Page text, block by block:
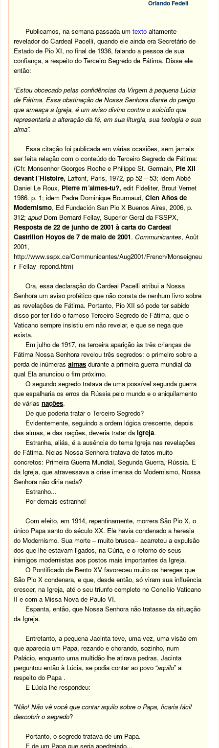
Orlando Fedeli
Publicamos, na semana passada umtexto altamente
revelador do Cardeal Pacelli, quando ele ainda era Secretário de
Estado de Pio XI, no final de 1936, falando a pessoa de sua
confiança, a respeito do Terceiro Segredo de Fátima. Disse ele
então:
“Estou obcecado pelas confidências da Virgem à pequena Lúcia
de Fátima. Essa obstinação de Nossa Senhora diante do perigo
que ameaça a Igreja, é um aviso divino contra o suicídio que
representaria a alteração da fé, em sua liturgia, sua teologia e sua
alma”.
Essa citação foi publicada em várias ocasiões, sem jamais
ser feita relação com o conteúdo do Terceiro Segredo de Fátima:
(Cfr. Monsenhor Georges Roche e Philippe St. Germain, Pie XII
devant l´Histoire, Laffont, Paris, 1972, pp 52 – 53; idem Abbé
Daniel Le Roux, Pierre m´aimes-tu?,edit Fideliter, Brout Vernet
1986. p. 1; idem Padre Dominique Bourmaud,Cien Años de
Modernismo, Ed Fundación San Pio X Buenos Aires, 2006, p.
312;apud Dom Bernard Fellay, Superior Geral da FSSPX,
Resposta de 22 de junho de 2001 à carta do Cardeal
Castrillon Hoyos de 7 de maio de 2001.Communicantes, Août
2001,
http://www.sspx.ca/Communicantes/Aug2001/French/Monseigneu
r_Fellay_repond.htm)
Ora, essa declaração do Cardeal Pacelli atribui a Nossa
Senhora um aviso profético que não consta de nenhum livro sobre
as revelações de Fátima. Portanto, Pio XII só pode ter sabido
disso por ter lido o famoso Terceiro Segredo de Fátima, que o
Vaticano sempre insistiu em não revelar, e que se nega que
exista.
Em julho de 1917, na terceira aparição às três crianças de
Fátima Nossa Senhora revelou três segredos: o primeiro sobre a
perda de inúmerasalmas durante a primeira guerra mundial da
qual Ela anunciou o fim próximo.
O segundo segredo tratava de uma possível segunda guerra
que espalharia os erros da Rússia pelo mundo e o aniquilamento
de váriasnações.
De que poderia tratar o Terceiro Segredo?
Evidentemente, seguindo a ordem lógica crescente, depois
das almas, e das nações, deveria tratar daIgreja.
Estranha, aliás, é a ausência do tema Igreja nas revelações
de Fátima. Nelas Nossa Senhora tratava de fatos muito
concretos: Primeira Guerra Mundial, Segunda Guerra, Rússia. E
da Igreja, que atravessava a crise imensa do Modernismo, Nossa
Senhora não diria nada?
Estranho...
Por demais estranho!
Com efeito, em 1914, repentinamente, morrera São Pio X, o
único Papa santo do século XX. Ele havia condenado a heresia
do Modernismo. Sua morte – muito brusca-- acarretou a expulsão
dos que lhe estavam ligados, na Cúria, e o retorno de seus
inimigos modernistas aos postos mais importantes da Igreja.
O Pontificado de Bento XV favoreceu muito os hereges que
São Pio X condenara, e que, desde então, só viram sua influência
crescer, na Igreja, até o seu triunfo completo no Concílio Vaticano
II e com a Missa Nova de Paulo VI.
Espanta, então, que Nossa Senhora não tratasse da situação
da Igreja.
Entretanto, a pequena Jacinta teve, uma vez, uma visão em
que aparecia um Papa, rezando e chorando, sozinho, num
Palácio, enquanto uma multidão lhe atirava pedras. Jacinta
perguntou então à Lúcia, se podia contar ao povo “aquilo” a
respeito do Papa .
E Lúcia lhe respondeu:
“Não! Não vê você que contar aquilo sobre o Papa, ficaria fácil
descobrir o segredo?
Portanto, o segredo tratava de um Papa.
E de um Papa que seria apedrejado...